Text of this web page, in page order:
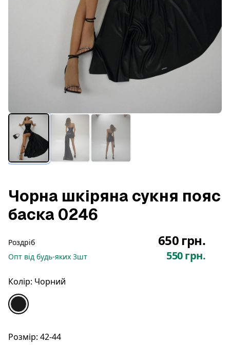
Чорна шкіряна сукня пояс
баска 0246
Роздріб 650 грн.
Опт від будь-яких 3шт 550 грн.
Колір: Чорний
Розмір: 42-44